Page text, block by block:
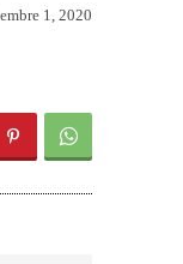
1, 2020